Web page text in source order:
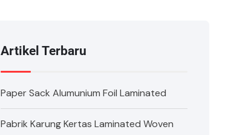
Artikel Terbaru
Paper Sack Alumunium Foil Laminated
Pabrik Karung Kertas Laminated Woven